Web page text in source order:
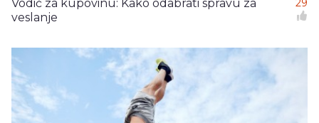
Vodič za kupovinu: Kako odabrati spravu za
veslanje
29